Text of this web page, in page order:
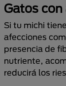
Gatos
Si tu michi
afecciones
presencia de
nutriente,
reducirá los